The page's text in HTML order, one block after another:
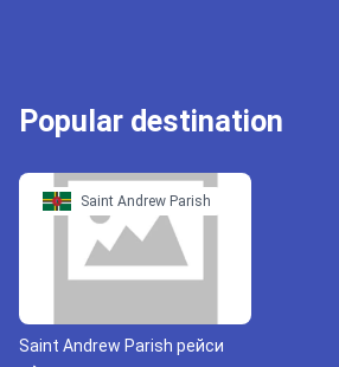
Popular destination
Saint Andrew Parish
Saint Andrew Parish рейси